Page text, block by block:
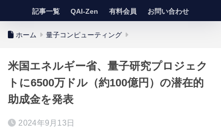
記事一覧 QAI-Zen 有料会員 お問い合わせ
ホーム 量子コンピューティング
米国エネルギー省、量子研究プロジェク
トに6500万ドル（約100億円）の潜在的
助成金を発表
2024年9月13日